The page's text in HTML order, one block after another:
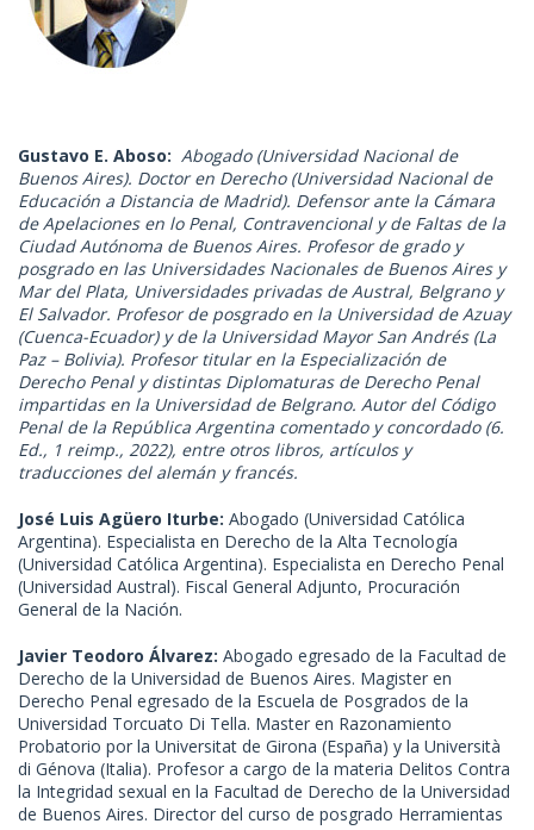
Gustavo E. Aboso: Abogado (Universidad Nacional de
Buenos Aires). Doctor en Derecho (Universidad Nacional de
Educación a Distancia de Madrid). Defensor ante la Cámara
de Apelaciones en lo Penal, Contravencional y de Faltas de la
Ciudad Autónoma de Buenos Aires. Profesor de grado y
posgrado en las Universidades Nacionales de Buenos Aires y
Mar del Plata, Universidades privadas de Austral, Belgrano y
El Salvador. Profesor de posgrado en la Universidad de Azuay
(Cuenca-Ecuador) y de la Universidad Mayor San Andrés (La
Paz – Bolivia). Profesor titular en la Especialización de
Derecho Penal y distintas Diplomaturas de Derecho Penal
impartidas en la Universidad de Belgrano. Autor del Código
Penal de la República Argentina comentado y concordado (6.
Ed., 1 reimp., 2022), entre otros libros, artículos y
traducciones del alemán y francés.
José Luis Agüero Iturbe: Abogado (Universidad Católica
Argentina). Especialista en Derecho de la Alta Tecnología
(Universidad Católica Argentina). Especialista en Derecho Penal
(Universidad Austral). Fiscal General Adjunto, Procuración
General de la Nación.
Javier Teodoro Álvarez: Abogado egresado de la Facultad de
Derecho de la Universidad de Buenos Aires. Magister en
Derecho Penal egresado de la Escuela de Posgrados de la
Universidad Torcuato Di Tella. Master en Razonamiento
Probatorio por la Universitat de Girona (España) y la Università
di Génova (Italia). Profesor a cargo de la materia Delitos Contra
la Integridad sexual en la Facultad de Derecho de la Universidad
de Buenos Aires. Director del curso de posgrado Herramientas